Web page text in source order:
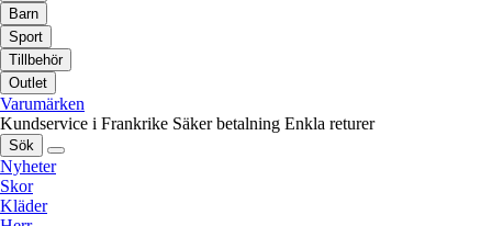
Barn
Sport
Tillbehör
Outlet
Varumärken
Kundservice i Frankrike Säker betalning Enkla returer
Sök
Nyheter
Skor
Kläder